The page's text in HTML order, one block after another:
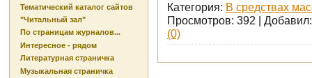
Тематический каталог сайтов
"Читальный зал"
По страницам журналов...
Интересное - рядом
Литературная страничка
Музыкальная страничка
Категория: В средствах
Просмотров: 392 |
(0)